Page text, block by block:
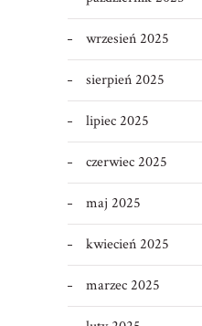
wrzesień 2025
sierpień 2025
lipiec 2025
czerwiec 2025
maj 2025
kwiecień 2025
marzec 2025